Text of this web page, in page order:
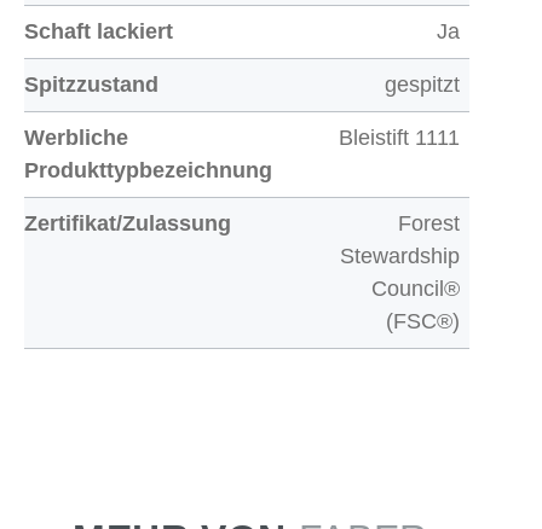
Schaft lackiert Ja
Spitzzustand gespitzt
Werbliche
Produkttypbezeichnung
Bleistift 1111
Zertifikat/Zulassung
Forest
Stewardship
Council®
(FSC®)